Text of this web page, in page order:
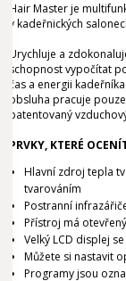
Hair Master je
v kadeřnických
Urychluje a
schopnost vypočítat
čas a energii
obsluha pracuje
patentovaný
PRVKY, KTERÉ
Hlavní zdroj tepla
tvarováním
Postranní
Přístroj má
Velký LCD displej
Můžete si nastavit
Programy jsou